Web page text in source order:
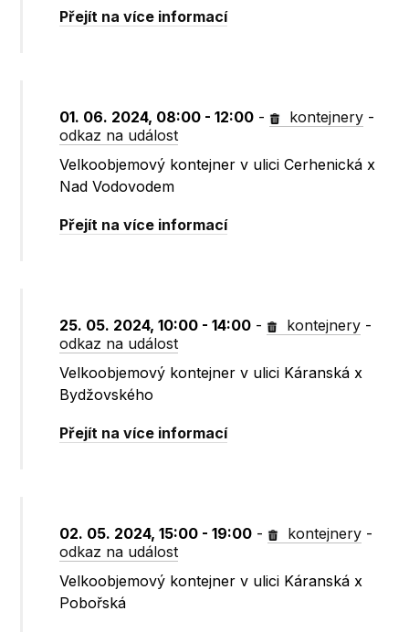
Přejít na více informací
01. 06. 2024, 08:00 - 12:00 - kontejnery -
odkaz na událost
Velkoobjemový kontejner v ulici Cerhenická x
Nad Vodovodem
Přejít na více informací
25. 05. 2024, 10:00 - 14:00 - kontejnery -
odkaz na událost
Velkoobjemový kontejner v ulici Káranská x
Bydžovského
Přejít na více informací
02. 05. 2024, 15:00 - 19:00 - kontejnery -
odkaz na událost
Velkoobjemový kontejner v ulici Káranská x
Pobořská